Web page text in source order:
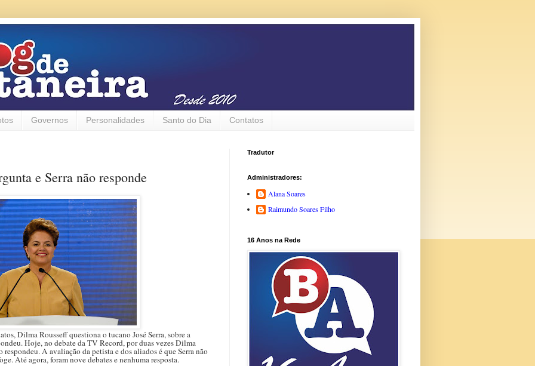
Governos Personalidades Santo do Dia Contatos
e Serra não responde
Dilma Rousseff questiona o tucano José Serra, sobre a
Hoje, no debate da TV Record, por duas vezes Dilma
A avaliação da petista e dos aliados é que Serra não
Até agora, foram nove debates e nenhuma resposta.
Tradutor
Administradores:
Alana Soares
Raimundo Soares Filho
16 Anos na Rede